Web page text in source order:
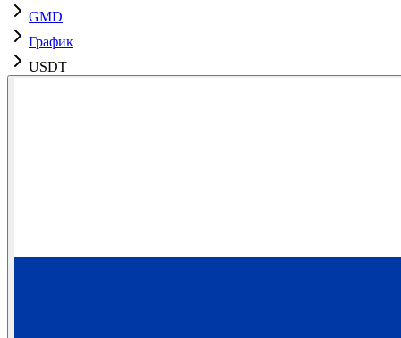
GMD
График
USDT